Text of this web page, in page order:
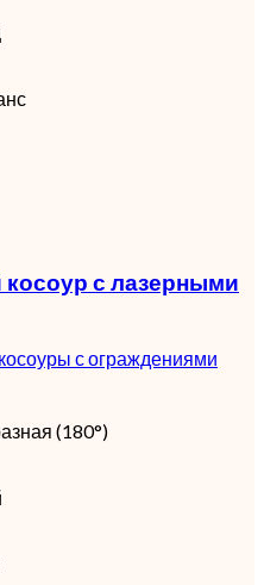
с лазерными
с ограждениями
(180°)